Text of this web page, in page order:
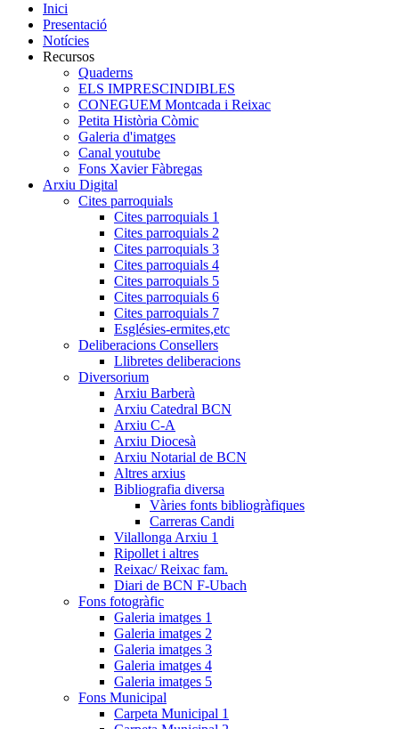
Inici
Presentació
Notícies
Recursos
Quaderns
ELS IMPRESCINDIBLES
CONEGUEM Montcada i Reixac
Petita Història Còmic
Galeria d'imatges
Canal youtube
Fons Xavier Fàbregas
Arxiu Digital
Cites parroquials
Cites parroquials 1
Cites parroquials 2
Cites parroquials 3
Cites parroquials 4
Cites parroquials 5
Cites parroquials 6
Cites parroquials 7
Esglésies-ermites,etc
Deliberacions Consellers
Llibretes deliberacions
Diversorium
Arxiu Barberà
Arxiu Catedral BCN
Arxiu C-A
Arxiu Diocesà
Arxiu Notarial de BCN
Altres arxius
Bibliografia diversa
Vàries fonts bibliogràfiques
Carreras Candi
Vilallonga Arxiu 1
Ripollet i altres
Reixac/ Reixac fam.
Diari de BCN F-Ubach
Fons fotogràfic
Galeria imatges 1
Galeria imatges 2
Galeria imatges 3
Galeria imatges 4
Galeria imatges 5
Fons Municipal
Carpeta Municipal 1